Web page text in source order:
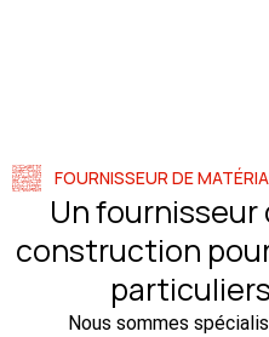
FOURNISSEUR DE
Un
construction
Nous sommes